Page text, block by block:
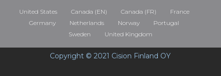
United States Canada (EN) Canada (FR)
France
Germany
Netherlands Norway
Portugal
Sweden
United Kingdom
Copyright © 2021 Cision Finland OY